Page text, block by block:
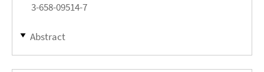
3-658-09514-7
Abstract